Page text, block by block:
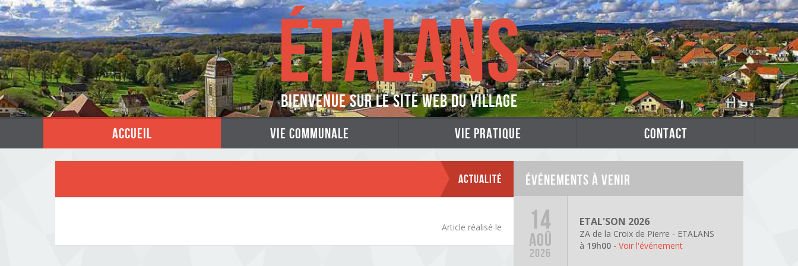
ÉTALANS
Bienvenue sur le site web du village
accueil vie communale vie pratique contact
Actualité
Article réalisé le
Événements à venir
14
AOÛ
2026
ETAL'SON 2026
ZA de la Croix de Pierre - ETALANS
à 19h00 -Voir l'événement